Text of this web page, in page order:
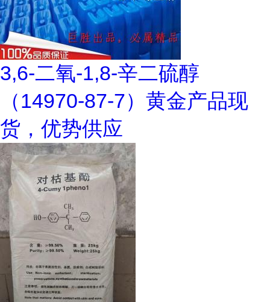
3,6-二氧-1,8-辛二硫醇
（14970-87-7）黄金产品现
货，优势供应